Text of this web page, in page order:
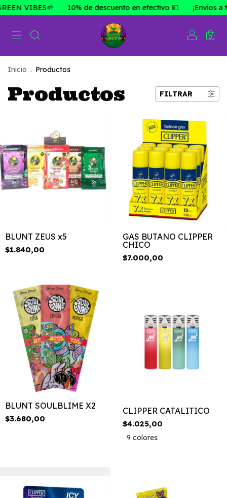
10% de descuento en efectivo 💴 ¡Envíos a todo el
0
Inicio . Productos
Productos FILTRAR
BLUNT ZEUS x5
$1.840,00
GAS BUTANO CLIPPER
CHICO
$7.000,00
BLUNT SOULBLIME X2
$3.680,00
CLIPPER CATALITICO
$4.025,00
9 colores